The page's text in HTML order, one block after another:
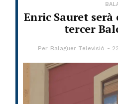
Enric Sauret
tercer
Per Balaguer Televisió